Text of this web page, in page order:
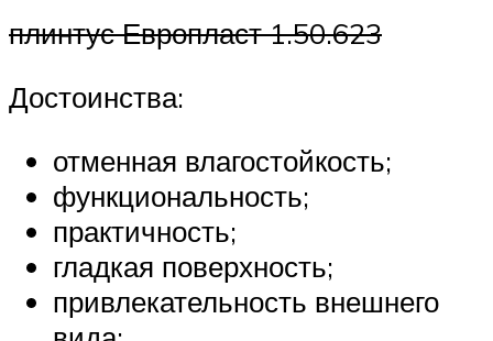
плинтус Европласт 1.50.623
Достоинства:
отменная влагостойкость;
функциональность;
практичность;
гладкая поверхность;
привлекательность внешнего